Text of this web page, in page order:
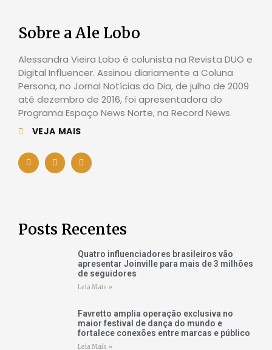
Sobre a Ale Lobo
Alessandra Vieira Lobo é colunista na Revista DUO e
Digital Influencer. Assinou diariamente a Coluna
Persona, no Jornal Notícias do Dia, de julho de 2009
até dezembro de 2016, foi apresentadora do
Programa Espaço News Norte, na Record News.
VEJA MAIS
Posts Recentes
Quatro influenciadores brasileiros vão
apresentar Joinville para mais de 3 milhões
de seguidores
Leia Mais »
Favretto amplia operação exclusiva no
maior festival de dança do mundo e
fortalece conexões entre marcas e público
Leia Mais »